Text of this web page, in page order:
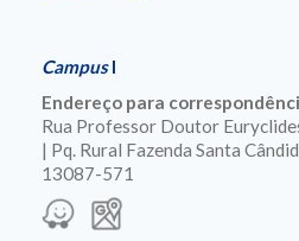
CampusI
Endereço para
Rua Professor Doutor
| Pq. Rural Fazenda Santa
13087-571